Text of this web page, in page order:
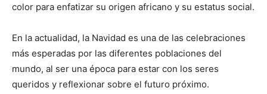
color para enfatizar su origen africano y su estatus social.
En la actualidad, la Navidad es una de las celebraciones
más esperadas por las diferentes poblaciones del
mundo, al ser una época para estar con los seres
queridos y reflexionar sobre el futuro próximo.